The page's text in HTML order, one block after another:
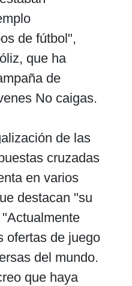
de fútbol",
que ha
de
No caigas.
de las
cruzadas
en varios
destacan "su
ofertas de juego
del mundo.
que haya